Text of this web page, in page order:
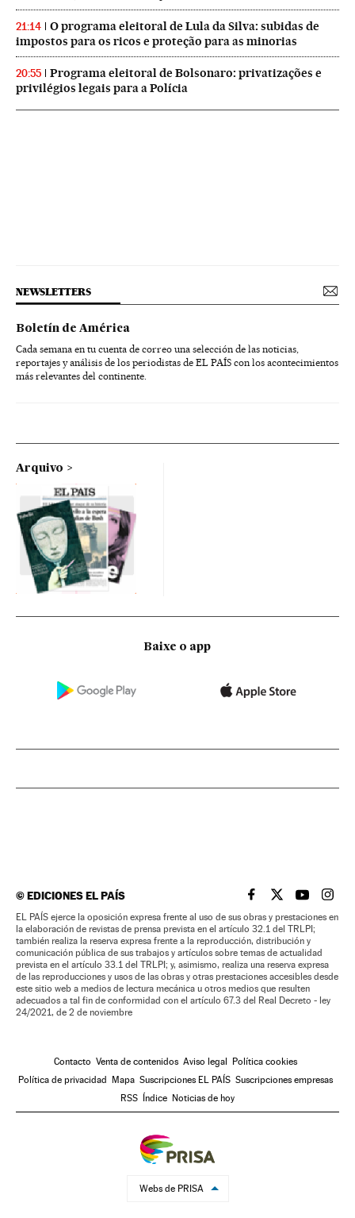
21:14
O programa eleitoral de Lula da Silva: subidas de
impostos para os ricos e proteção para as minorias
20:55
Programa eleitoral de Bolsonaro: privatizações e
privilégios legais para a Polícia
NEWSLETTERS
Boletín de América
Cada semana en tu cuenta de correo una selección de las noticias,
reportajes y análisis de los periodistas de EL PAÍS con los acontecimientos
más relevantes del continente.
Arquivo
Baixe o app
©EDICIONES EL PAÍS EL PAÍS BRASIL EN
EL PAÍSEL PAÍS
EL
EL PAÍS ejerce la oposición expresa frente al uso de sus obras y prestaciones en
la elaboración de revistas de prensa prevista en el artículo 32.1 del TRLPI;
también realiza la reserva expresa frente a la reproducción, distribución y
comunicación pública de sus trabajos y artículos sobre temas de actualidad
prevista en el artículo 33.1 del TRLPI; y, asimismo, realiza una reserva expresa
de las reproducciones y usos de las obras y otras prestaciones accesibles desde
este sitio web a medios de lectura mecánica u otros medios que resulten
adecuados a tal fin de conformidad con el artículo 67.3 del Real Decreto - ley
24/2021, de 2 de noviembre
Contacto Venta de contenidos Aviso legal
Política cookies
Política de privacidad
Mapa Suscripciones EL PAÍS Suscripciones empresas
RSS
Índice Noticias de hoy
Webs de PRISA